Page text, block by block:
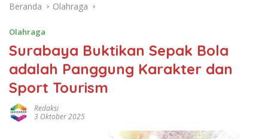
Beranda Olahraga
Olahraga
Surabaya Buktikan Sepak Bola
adalah Panggung Karakter dan
Sport Tourism
Redaksi
3 Oktober 2025